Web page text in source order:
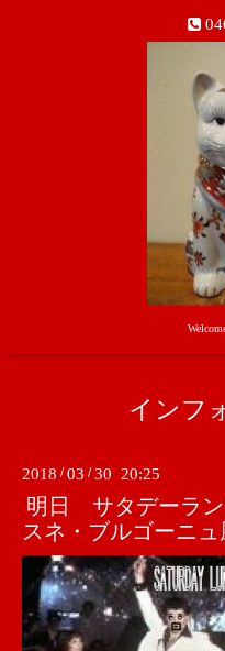
インフ
2018 /03 /30 20:25
明日 サタデーラ
スネ・ブルゴーニ